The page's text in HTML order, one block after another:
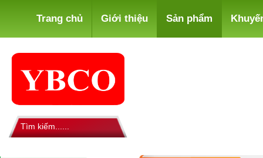
Trang chủ Giới thiệu Sản phẩm